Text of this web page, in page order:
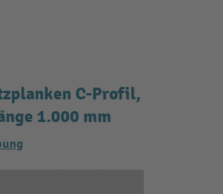
C-Profil,
1.000 mm